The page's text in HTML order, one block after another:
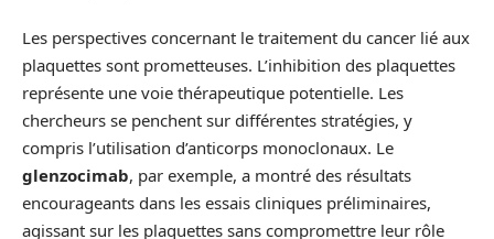
Les perspectives concernant le traitement du cancer lié aux
plaquettes sont prometteuses. L’inhibition des plaquettes
représente une voie thérapeutique potentielle. Les
chercheurs se penchent sur différentes stratégies, y
compris l’utilisation d’anticorps monoclonaux. Le
glenzocimab, par exemple, a montré des résultats
encourageants dans les essais cliniques préliminaires,
agissant sur les plaquettes sans compromettre leur rôle